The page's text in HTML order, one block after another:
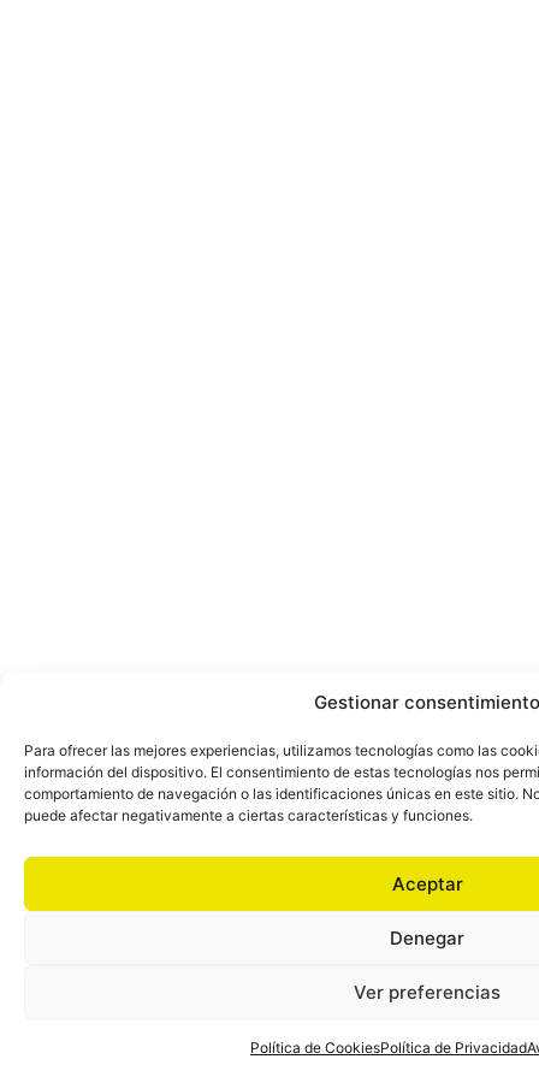
Gestionar consentimiento
Para ofrecer las mejores experiencias, utilizamos tecnologías como las
información del dispositivo. El consentimiento de estas tecnologías nos
comportamiento de navegación o las identificaciones únicas en este sitio.
puede afectar negativamente a ciertas características y funciones.
Aceptar
Denegar
Ver preferencias
Política de CookiesPolítica de Privacidad